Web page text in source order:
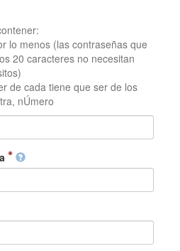
lo menos (las contraseñas que
20 caracteres no necesitan
de cada tiene que ser de los
nÚmero